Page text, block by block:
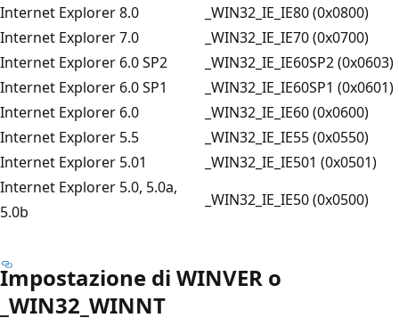
Internet Explorer 8.0
_WIN32_IE_IE80 (0x0800)
Internet Explorer 7.0
_WIN32_IE_IE70 (0x0700)
Internet Explorer 6.0 SP2
_WIN32_IE_IE60SP2 (0x0603)
Internet Explorer 6.0 SP1
_WIN32_IE_IE60SP1 (0x0601)
Internet Explorer 6.0
_WIN32_IE_IE60 (0x0600)
Internet Explorer 5.5
_WIN32_IE_IE55 (0x0550)
Internet Explorer 5.01
_WIN32_IE_IE501 (0x0501)
Internet Explorer 5.0, 5.0a,
5.0b
_WIN32_IE_IE50 (0x0500)
Impostazione di WINVER o
_WIN32_WINNT